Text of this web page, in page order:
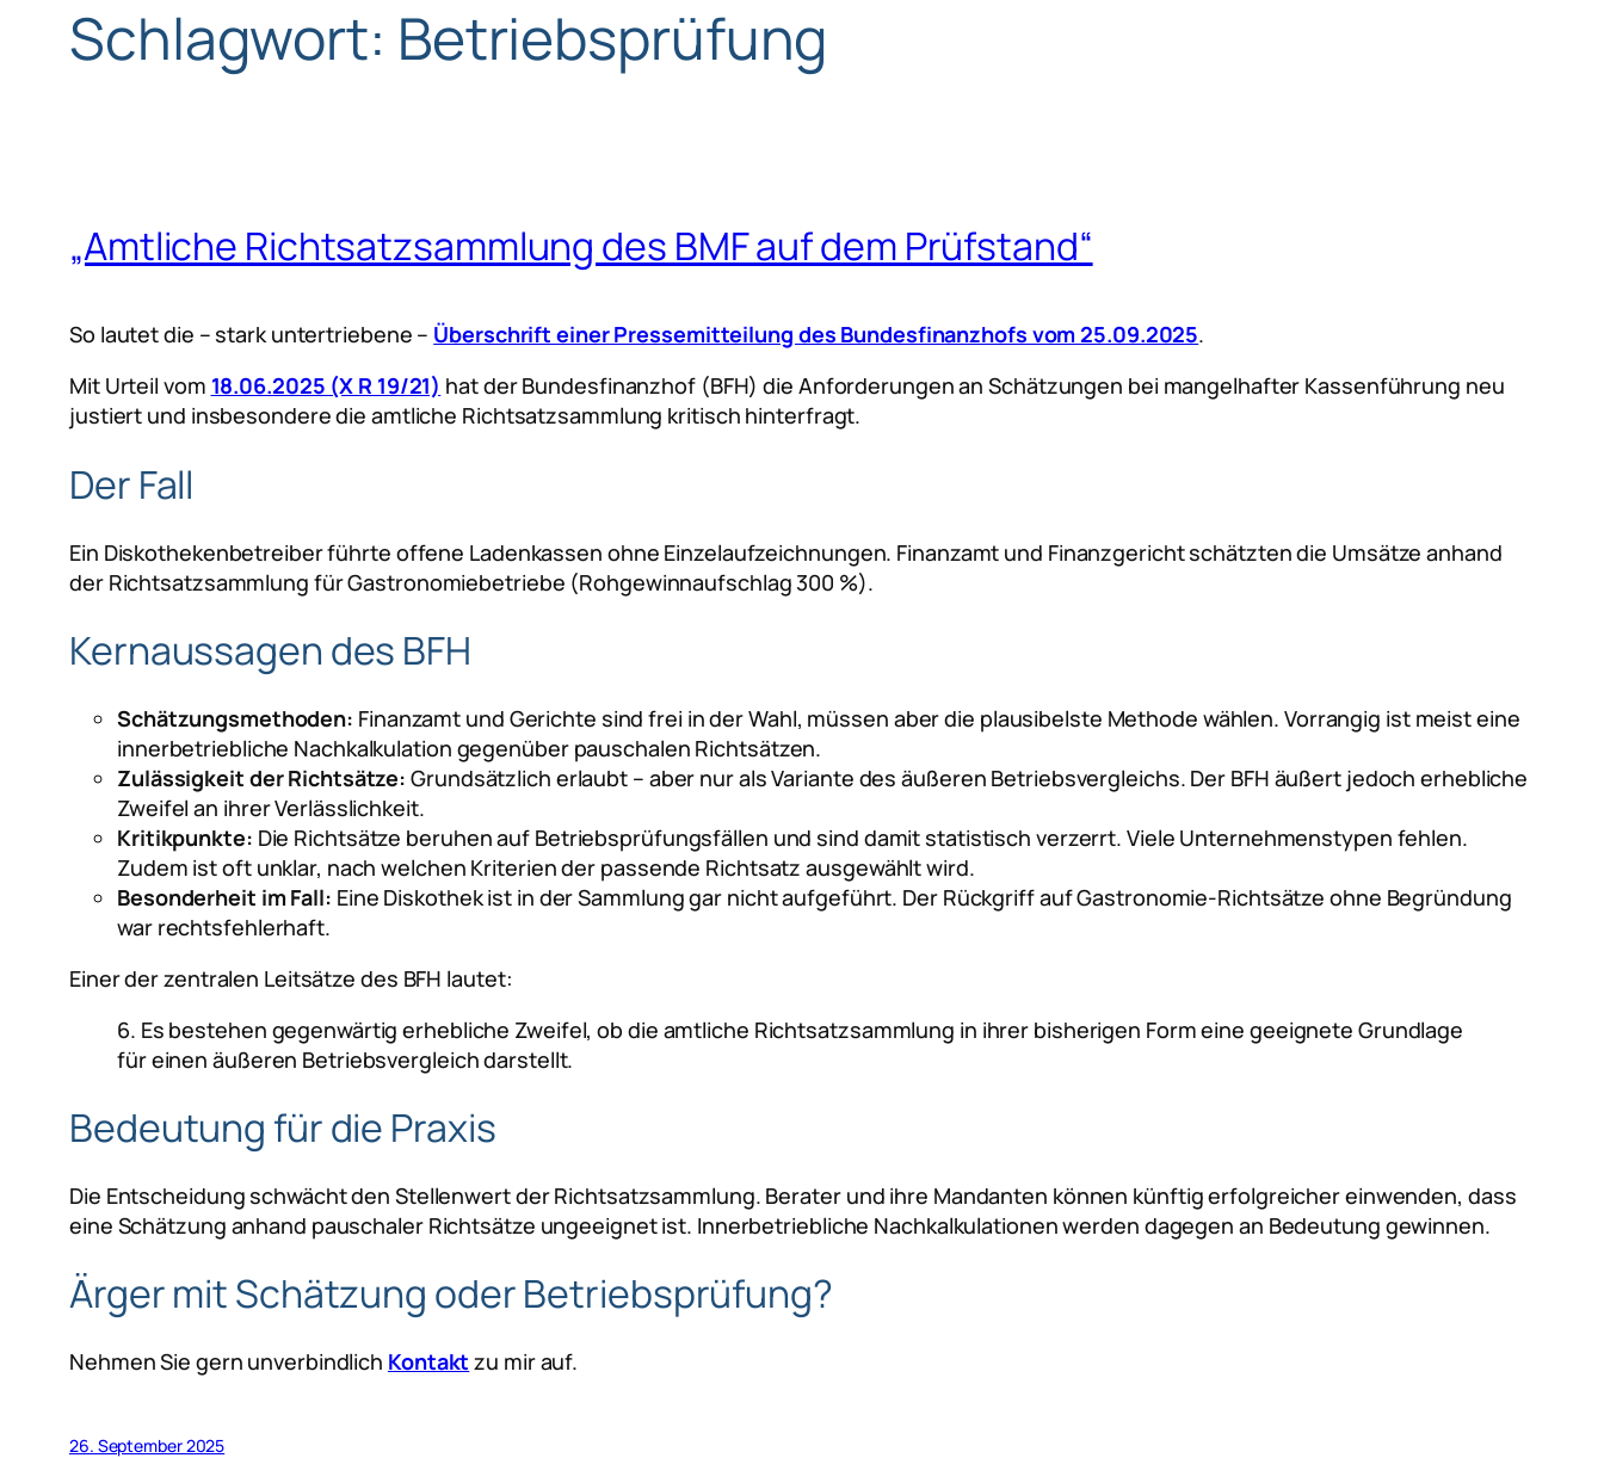
Schlagwort: Betriebsprüfung
„Amtliche Richtsatzsammlung des BMF auf dem Prüfstand“
So lautet die – stark untertriebene – Überschrift einer Pressemitteilung des Bundesfinanzhofs vom 25.09.2025.
Mit Urteil vom 18.06.2025 (X R 19/21) hat der Bundesfinanzhof (BFH) die Anforderungen an Schätzungen bei mangelhafter Kassenführung neu
justiert und insbesondere die amtliche Richtsatzsammlung kritisch hinterfragt.
Der Fall
Ein Diskothekenbetreiber führte offene Ladenkassen ohne Einzelaufzeichnungen. Finanzamt und Finanzgericht schätzten die Umsätze anhand
der Richtsatzsammlung für Gastronomiebetriebe (Rohgewinnaufschlag 300 %).
Kernaussagen des BFH
Schätzungsmethoden: Finanzamt und Gerichte sind frei in der Wahl, müssen aber die plausibelste Methode wählen. Vorrangig ist meist eine
innerbetriebliche Nachkalkulation gegenüber pauschalen Richtsätzen.
Zulässigkeit der Richtsätze: Grundsätzlich erlaubt – aber nur als Variante des äußeren Betriebsvergleichs. Der BFH äußert jedoch erhebliche
Zweifel an ihrer Verlässlichkeit.
Kritikpunkte: Die Richtsätze beruhen auf Betriebsprüfungsfällen und sind damit statistisch verzerrt. Viele Unternehmenstypen fehlen.
Zudem ist oft unklar, nach welchen Kriterien der passende Richtsatz ausgewählt wird.
Besonderheit im Fall: Eine Diskothek ist in der Sammlung gar nicht aufgeführt. Der Rückgriff auf Gastronomie-Richtsätze ohne Begründung
war rechtsfehlerhaft.
Einer der zentralen Leitsätze des BFH lautet:
6. Es bestehen gegenwärtig erhebliche Zweifel, ob die amtliche Richtsatzsammlung in ihrer bisherigen Form eine geeignete Grundlage
für einen äußeren Betriebsvergleich darstellt.
Bedeutung für die Praxis
Die Entscheidung schwächt den Stellenwert der Richtsatzsammlung. Berater und ihre Mandanten können künftig erfolgreicher einwenden, dass
eine Schätzung anhand pauschaler Richtsätze ungeeignet ist. Innerbetriebliche Nachkalkulationen werden dagegen an Bedeutung gewinnen.
Ärger mit Schätzung oder Betriebsprüfung?
Nehmen Sie gern unverbindlich Kontakt zu mir auf.
26. September 2025